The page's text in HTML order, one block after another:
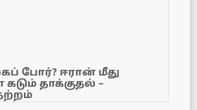
போர்? ஈரான் மீது
தாக்குதல் –